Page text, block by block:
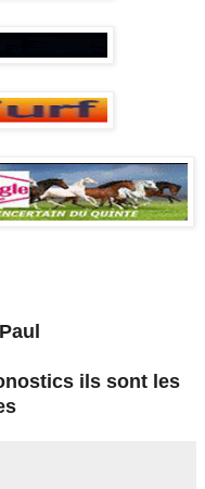
ils sont les